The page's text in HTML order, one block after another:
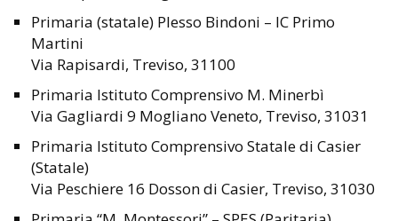
Primaria (statale) Plesso Bindoni – IC Primo
Martini
Via Rapisardi, Treviso, 31100
Primaria Istituto Comprensivo M. Minerbì
Via Gagliardi 9 Mogliano Veneto, Treviso, 31031
Primaria Istituto Comprensivo Statale di Casier
(Statale)
Via Peschiere 16 Dosson di Casier, Treviso, 31030